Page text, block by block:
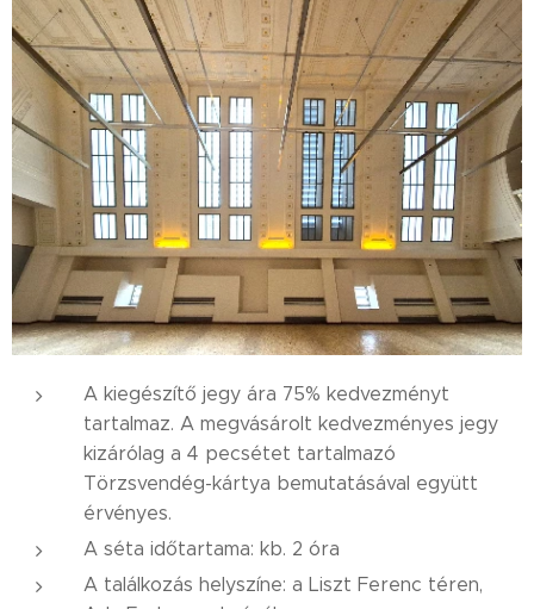
A kiegészítő jegy ára 75% kedvezményt
tartalmaz. A megvásárolt kedvezményes jegy
kizárólag a 4 pecsétet tartalmazó
Törzsvendég-kártya bemutatásával együtt
érvényes.
A séta időtartama: kb. 2 óra
A találkozás helyszíne: a Liszt Ferenc téren,